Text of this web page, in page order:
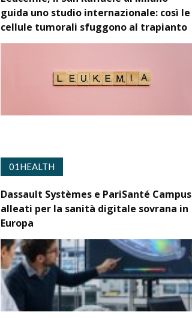
guida uno studio internazionale: così le
cellule tumorali sfuggono al trapianto
01HEALTH
Dassault Systèmes e PariSanté Campus
alleati per la sanità digitale sovrana in
Europa